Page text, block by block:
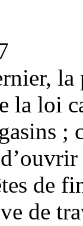
la loi
de
de